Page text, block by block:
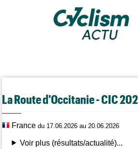
La Route d'Occitanie - CIC
Francedu 17.06.2026 au 20.06.2026
Voir plus (résultats/actualité)...